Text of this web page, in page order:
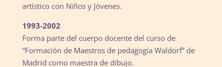
artístico con Niños y Jóvenes.
1993-2002
Forma parte del cuerpo docente del curso de
“Formación de Maestros de pedagogía Waldorf” de
Madrid como maestra de dibujo.